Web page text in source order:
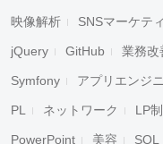
映像解析 SNSマーケテ
jQuery GitHub 業務改
Symfony アプリエンジ
PL ネットワーク LP
PowerPoint 美容 SQL